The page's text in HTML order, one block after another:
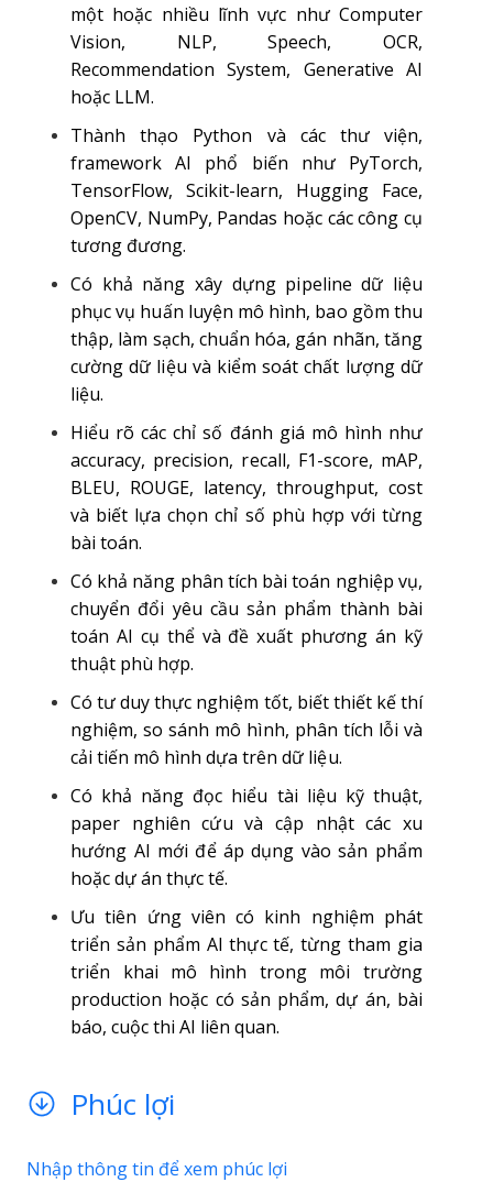
một hoặc nhiều lĩnh vực như Computer
Vision, NLP, Speech, OCR,
Recommendation System, Generative AI
hoặc LLM.
Thành thạo Python và các thư viện,
framework AI phổ biến như PyTorch,
TensorFlow, Scikit-learn, Hugging Face,
OpenCV, NumPy, Pandas hoặc các công cụ
tương đương.
Có khả năng xây dựng pipeline dữ liệu
phục vụ huấn luyện mô hình, bao gồm thu
thập, làm sạch, chuẩn hóa, gán nhãn, tăng
cường dữ liệu và kiểm soát chất lượng dữ
liệu.
Hiểu rõ các chỉ số đánh giá mô hình như
accuracy, precision, recall, F1-score, mAP,
BLEU, ROUGE, latency, throughput, cost
và biết lựa chọn chỉ số phù hợp với từng
bài toán.
Có khả năng phân tích bài toán nghiệp vụ,
chuyển đổi yêu cầu sản phẩm thành bài
toán AI cụ thể và đề xuất phương án kỹ
thuật phù hợp.
Có tư duy thực nghiệm tốt, biết thiết kế thí
nghiệm, so sánh mô hình, phân tích lỗi và
cải tiến mô hình dựa trên dữ liệu.
Có khả năng đọc hiểu tài liệu kỹ thuật,
paper nghiên cứu và cập nhật các xu
hướng AI mới để áp dụng vào sản phẩm
hoặc dự án thực tế.
Ưu tiên ứng viên có kinh nghiệm phát
triển sản phẩm AI thực tế, từng tham gia
triển khai mô hình trong môi trường
production hoặc có sản phẩm, dự án, bài
báo, cuộc thi AI liên quan.
Phúc lợi
Nhập thông tin để xem phúc lợi